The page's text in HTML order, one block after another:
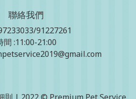
聯絡我們
91227261
間 :11:00-21:00